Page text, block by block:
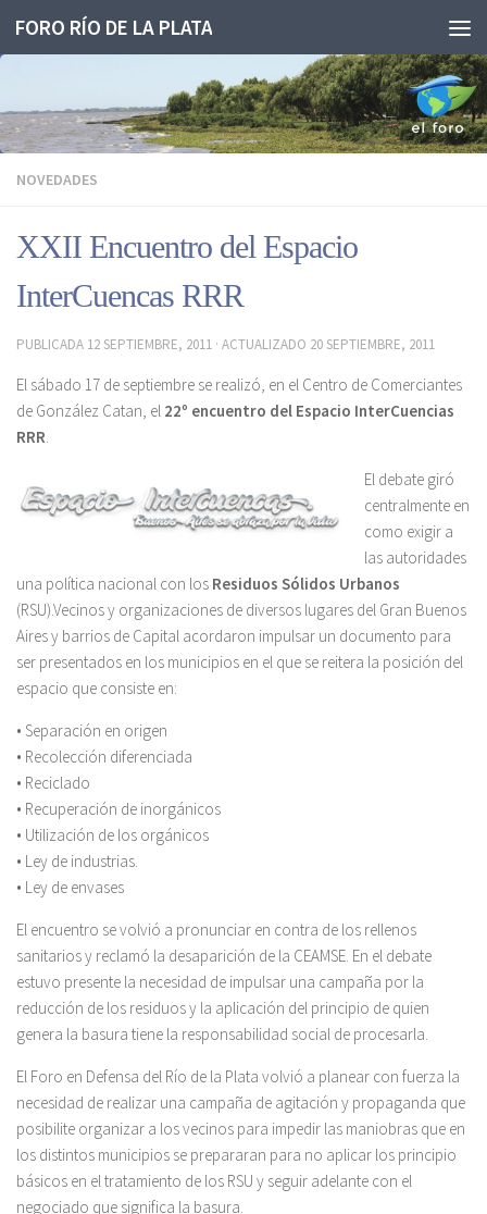
Saltar al contenido
FORO RÍO DE LA PLATA
NOVEDADES
XXII Encuentro del Espacio
InterCuencas RRR
PUBLICADA 12 SEPTIEMBRE, 2011 · ACTUALIZADO 20 SEPTIEMBRE, 2011
El sábado 17 de septiembre se realizó, en el Centro de Comerciantes
de González Catan, el 22º encuentro del Espacio InterCuencias
RRR.
El debate giró
centralmente en
como exigir a
las autoridades
una política nacional con los Residuos Sólidos Urbanos
(RSU).Vecinos y organizaciones de diversos lugares del Gran Buenos
Aires y barrios de Capital acordaron impulsar un documento para
ser presentados en los municipios en el que se reitera la posición del
espacio que consiste en:
• Separación en origen
• Recolección diferenciada
• Reciclado
• Recuperación de inorgánicos
• Utilización de los orgánicos
• Ley de industrias.
• Ley de envases
El encuentro se volvió a pronunciar en contra de los rellenos
sanitarios y reclamó la desaparición de la CEAMSE. En el debate
estuvo presente la necesidad de impulsar una campaña por la
reducción de los residuos y la aplicación del principio de quien
genera la basura tiene la responsabilidad social de procesarla.
El Foro en Defensa del Río de la Plata volvió a planear con fuerza la
necesidad de realizar una campaña de agitación y propaganda que
posibilite organizar a los vecinos para impedir las maniobras que en
los distintos municipios se prepararan para no aplicar los principio
básicos en el tratamiento de los RSU y seguir adelante con el
negociado que significa la basura.